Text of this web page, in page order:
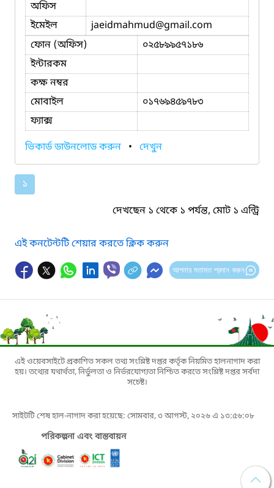
অফিস
ইমেইল
jaeidmahmud@gmail.com
ফোন (অফিস)
০২৫৮৯৯৫৭১৮৬
ইন্টারকম
কক্ষ নম্বর
মোবাইল
০১৭৬৯৪৫৯৭৮৩
ফ্যাক্স
ভিকার্ড ডাউনলোড করুন • দেখুন
১
দেখছেন ১ থেকে ১ পর্যন্ত, মোট ১ এন্ট্রি
এই কনটেন্টটি শেয়ার করতে ক্লিক করুন
আপনার মতামত প্রদান করুন
এই ওয়েবসাইটে প্রকাশিত সকল তথ্য সংশ্লিষ্ট দপ্তর কর্তৃক নিয়মিত হালনাগাদ করা
হয়। তথ্যের যথার্থতা, নির্ভুলতা ও নির্ভরযোগ্যতা নিশ্চিত করতে সংশ্লিষ্ট দপ্তর সর্বদা
সচেষ্ট।
সাইটটি শেষ হাল-নাগাদ করা হয়েছে: সোমবার, ৩ আগস্ট, ২০২৬ এ ১৩:৫৬:০৮
পরিকল্পনা এবং বাস্তবায়ন